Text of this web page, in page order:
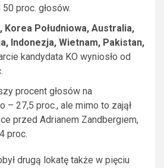
proc. głosów.
Korea Południowa, Australia,
Indonezja, Wietnam, Pakistan,
kandydata KO wyniosło od
procent głosów na
– 27,5 proc., ale mimo to zajął
przed Adrianem Zandbergiem,
proc.
drugą lokatę także w pięciu